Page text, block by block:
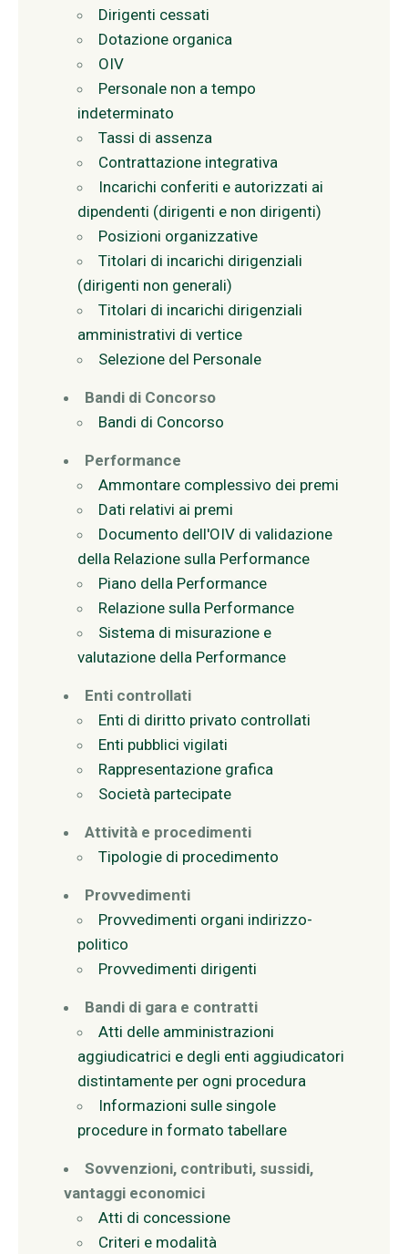
Dirigenti cessati
Dotazione organica
OIV
Personale non a tempo
indeterminato
Tassi di assenza
Contrattazione integrativa
Incarichi conferiti e autorizzati ai
dipendenti (dirigenti e non dirigenti)
Posizioni organizzative
Titolari di incarichi dirigenziali
(dirigenti non generali)
Titolari di incarichi dirigenziali
amministrativi di vertice
Selezione del Personale
Bandi di Concorso
Bandi di Concorso
Performance
Ammontare complessivo dei premi
Dati relativi ai premi
Documento dell'OIV di validazione
della Relazione sulla Performance
Piano della Performance
Relazione sulla Performance
Sistema di misurazione e
valutazione della Performance
Enti controllati
Enti di diritto privato controllati
Enti pubblici vigilati
Rappresentazione grafica
Società partecipate
Attività e procedimenti
Tipologie di procedimento
Provvedimenti
Provvedimenti organi indirizzo-
politico
Provvedimenti dirigenti
Bandi di gara e contratti
Atti delle amministrazioni
aggiudicatrici e degli enti aggiudicatori
distintamente per ogni procedura
Informazioni sulle singole
procedure in formato tabellare
Sovvenzioni, contributi, sussidi,
vantaggi economici
Atti di concessione
Criteri e modalità